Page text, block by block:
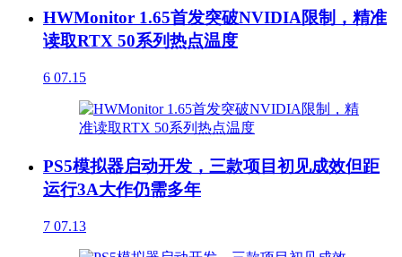
HWMonitor 1.65首发突破NVIDIA限制，精准
读取RTX 50系列热点温度
6 07.15
PS5模拟器启动开发，三款项目初见成效但距
运行3A大作仍需多年
7 07.13